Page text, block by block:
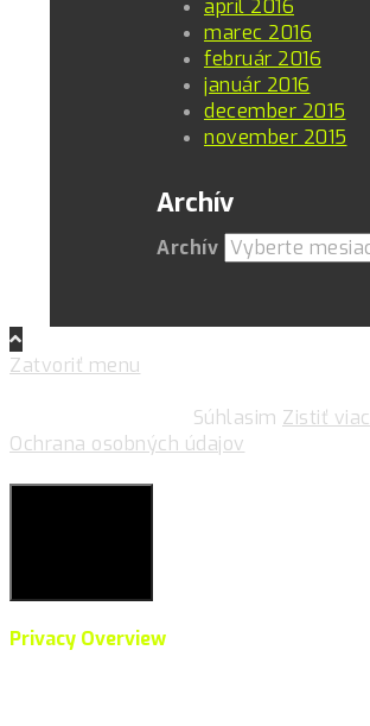
apríl 2016
marec 2016
február 2016
január 2016
december 2015
november 2015
Archív
Archív
Zatvoriť menu
Súhlasim Zistiť viac
Ochrana osobných údajov
Privacy Overview